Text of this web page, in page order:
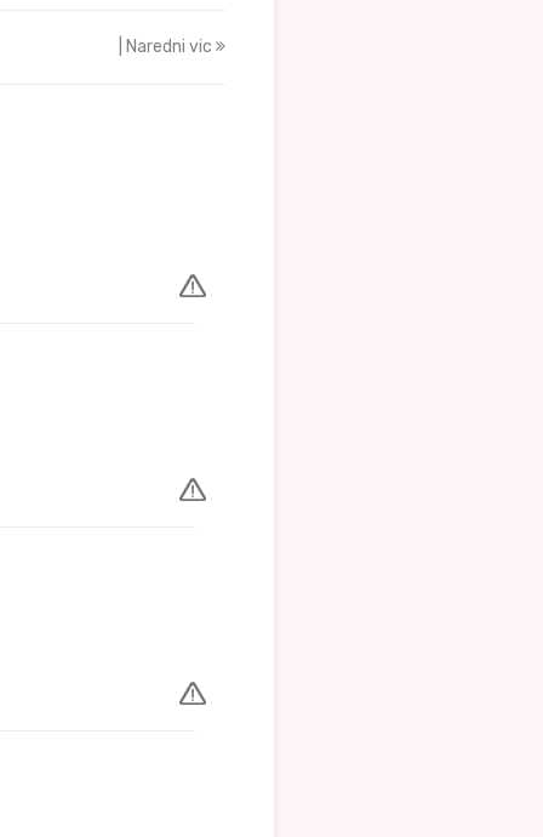
| Naredni vic